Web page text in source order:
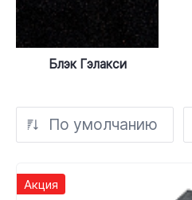
Блэк Гэлакси
По умолчанию
Акция